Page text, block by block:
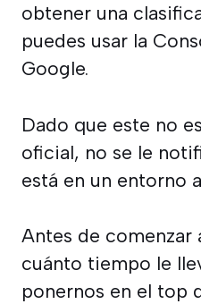
obtener una
puedes usar la
Google.
Dado que este no
oficial, no se le
está en un entorno
Antes de comenzar
cuánto tiempo le
ponernos en el top